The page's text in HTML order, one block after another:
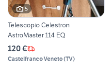
5
Telescopio Celestron
AstroMaster 114 EQ
120 €
Castelfranco Veneto(TV)